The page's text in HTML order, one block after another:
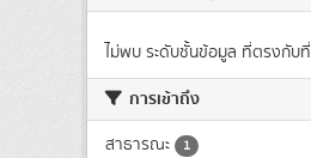
ไม่พบ ระดับชั้นข้อมูล ที่ตรงกับ
การเข้าถึง
สาธารณะ 1